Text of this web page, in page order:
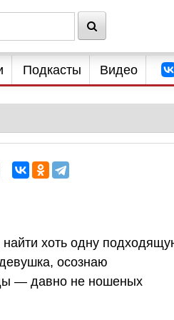
Подкасты Видео
хоть одну
осознаю
— давно не ношеных